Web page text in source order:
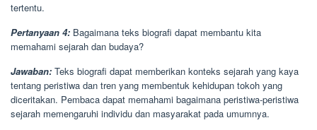
tertentu.
Pertanyaan 4: Bagaimana teks biografi dapat membantu kita
memahami sejarah dan budaya?
Jawaban: Teks biografi dapat memberikan konteks sejarah yang kaya
tentang peristiwa dan tren yang membentuk kehidupan tokoh yang
diceritakan. Pembaca dapat memahami bagaimana peristiwa-peristiwa
sejarah memengaruhi individu dan masyarakat pada umumnya.